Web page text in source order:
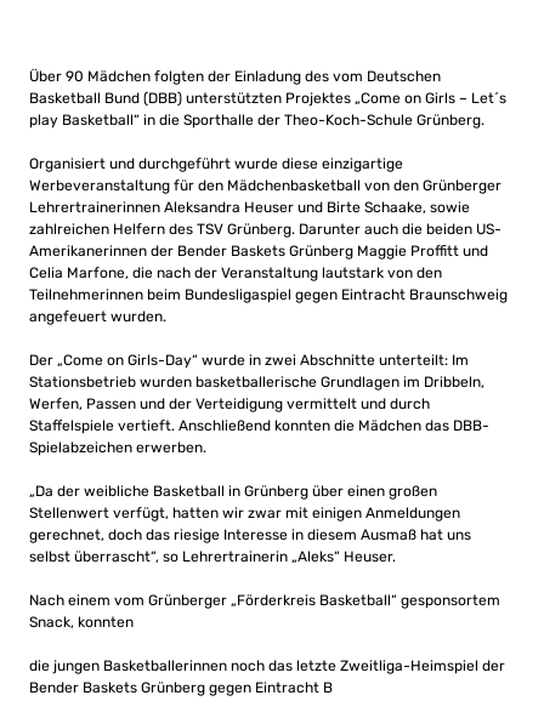
Über 90 Mädchen folgten der Einladung des vom Deutschen
Basketball Bund (DBB) unterstützten Projektes „Come on Girls – Let´s
play Basketball“ in die Sporthalle der Theo-Koch-Schule Grünberg.
Organisiert und durchgeführt wurde diese einzigartige
Werbeveranstaltung für den Mädchenbasketball von den Grünberger
Lehrertrainerinnen Aleksandra Heuser und Birte Schaake, sowie
zahlreichen Helfern des TSV Grünberg. Darunter auch die beiden US-
Amerikanerinnen der Bender Baskets Grünberg Maggie Proffitt und
Celia Marfone, die nach der Veranstaltung lautstark von den
Teilnehmerinnen beim Bundesligaspiel gegen Eintracht Braunschweig
angefeuert wurden.
Der „Come on Girls-Day“ wurde in zwei Abschnitte unterteilt: Im
Stationsbetrieb wurden basketballerische Grundlagen im Dribbeln,
Werfen, Passen und der Verteidigung vermittelt und durch
Staffelspiele vertieft. Anschließend konnten die Mädchen das DBB-
Spielabzeichen erwerben.
„Da der weibliche Basketball in Grünberg über einen großen
Stellenwert verfügt, hatten wir zwar mit einigen Anmeldungen
gerechnet, doch das riesige Interesse in diesem Ausmaß hat uns
selbst überrascht“, so Lehrertrainerin „Aleks“ Heuser.
Nach einem vom Grünberger „Förderkreis Basketball“ gesponsortem
Snack, konnten
die jungen Basketballerinnen noch das letzte Zweitliga-Heimspiel der
Bender Baskets Grünberg gegen Eintracht B